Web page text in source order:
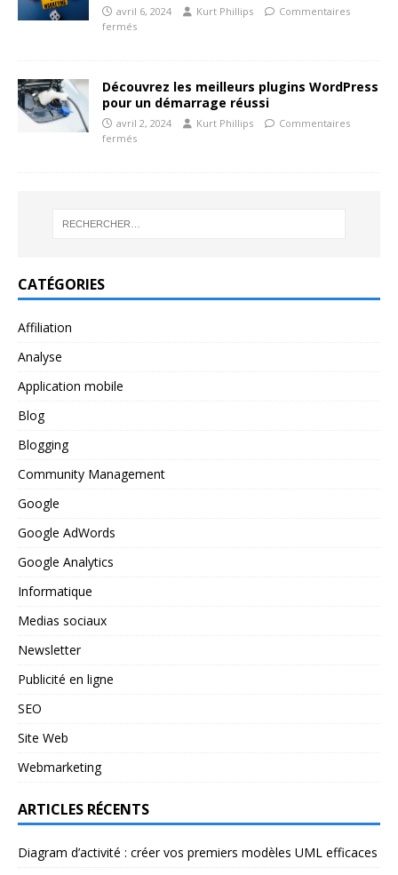
avril 6, 2024 Kurt Phillips
Commentaires
fermés
Découvrez les meilleurs plugins WordPress
pour un démarrage réussi
avril 2, 2024 Kurt Phillips
Commentaires
fermés
CATÉGORIES
Affiliation
Analyse
Application mobile
Blog
Blogging
Community Management
Google
Google AdWords
Google Analytics
Informatique
Medias sociaux
Newsletter
Publicité en ligne
SEO
Site Web
Webmarketing
ARTICLES RÉCENTS
Diagram d’activité : créer vos premiers modèles UML efficaces